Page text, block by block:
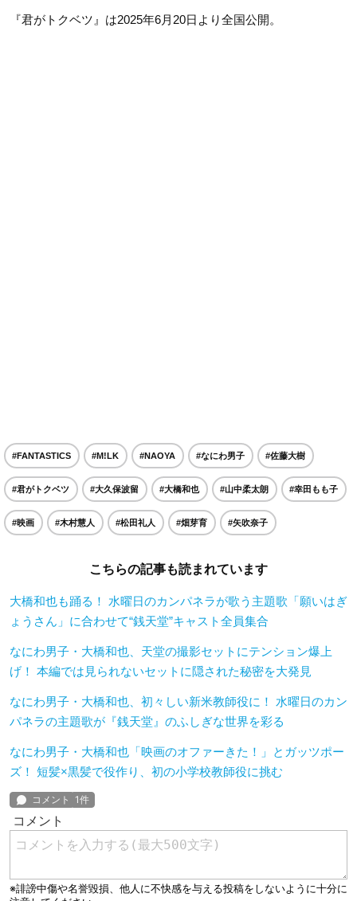
『君がトクベツ』は2025年6月20日より全国公開。
#FANTASTICS #M!LK #NAOYA #なにわ男子 #佐藤大樹
#君がトクベツ #大久保波留 #大橋和也 #山中柔太朗 #幸田もも子
#映画 #木村慧人 #松田礼人 #畑芽育 #矢吹奈子
こちらの記事も読まれています
大橋和也も踊る！ 水曜日のカンパネラが歌う主題歌「願いはぎ
ょうさん」に合わせて“銭天堂”キャスト全員集合
なにわ男子・大橋和也、天堂の撮影セットにテンション爆上
げ！ 本編では見られないセットに隠された秘密を大発見
なにわ男子・大橋和也、初々しい新米教師役に！ 水曜日のカン
パネラの主題歌が『銭天堂』のふしぎな世界を彩る
なにわ男子・大橋和也「映画のオファーきた！」とガッツポー
ズ！ 短髪×黒髪で役作り、初の小学校教師役に挑む